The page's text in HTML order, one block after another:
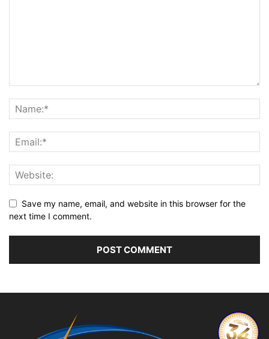
Save my name, email, and website in this browser for the
next time I comment.